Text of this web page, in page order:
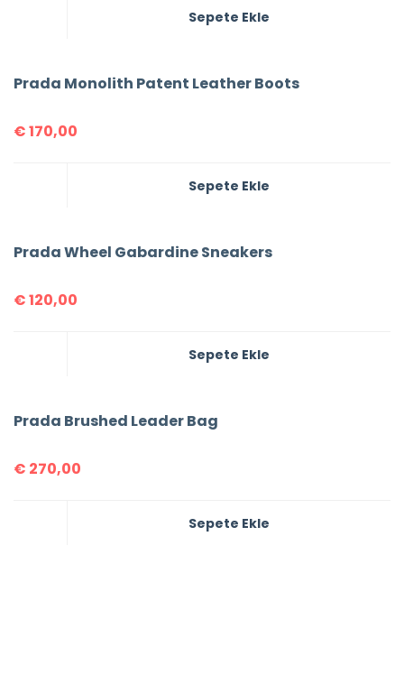
Sepete Ekle
Prada Monolith Patent Leather Boots
€170,00
Sepete Ekle
Prada Wheel Gabardine Sneakers
€120,00
Sepete Ekle
Prada Brushed Leader Bag
€ 270,00
Sepete Ekle